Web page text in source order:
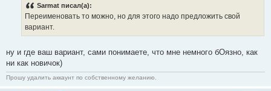
Sarmat писал(а):
Переименовать то можно, но для этого надо предложить свой
вариант.
ну и где ваш вариант, сами понимаете, что мне немного бОязно, как
ни как новичок)
Прошу удалить аккаунт по собственному желанию.